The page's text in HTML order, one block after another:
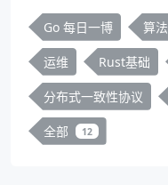
Go 每日一博 算法
运维 Rust基础
分布式一致性协议
全部 12